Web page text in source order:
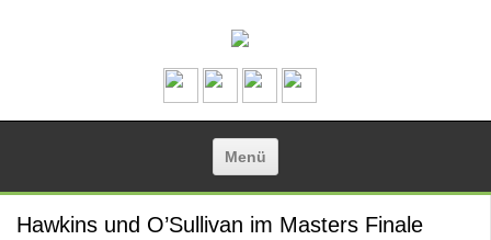
Menü
Hawkins und O’Sullivan im Masters Finale